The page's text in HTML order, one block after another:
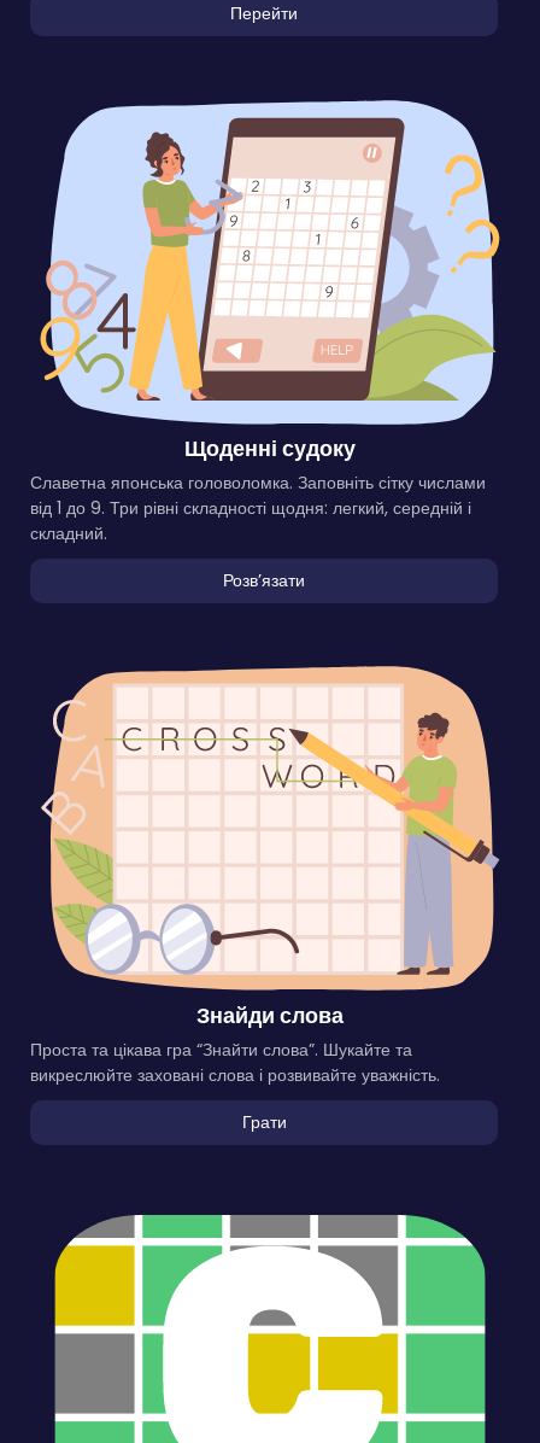
Перейти
Щоденні судоку
Славетна японська головоломка. Заповніть сітку числами
від 1 до 9. Три рівні складності щодня: легкий, середній і
складний.
Розвʼязати
Знайди слова
Проста та цікава гра “Знайти слова”. Шукайте та
викреслюйте заховані слова і розвивайте уважність.
Грати